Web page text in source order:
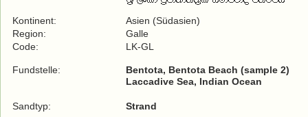
Kontinent:
Asien (Südasien)
Region:
Galle
Code:
LK-GL
Fundstelle:
Bentota, Bentota Beach (sample 2)
Laccadive Sea, Indian Ocean
Sandtyp: Strand